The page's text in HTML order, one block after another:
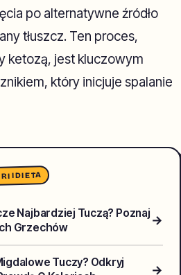
po alternatywne źródło
tłuszcz. Ten proces,
ketozą, jest kluczowym
który inicjuje spalanie
DIETA
Najbardziej Tuczą? Poznaj
Grzechów
→
Tuczy? Odkryj
→